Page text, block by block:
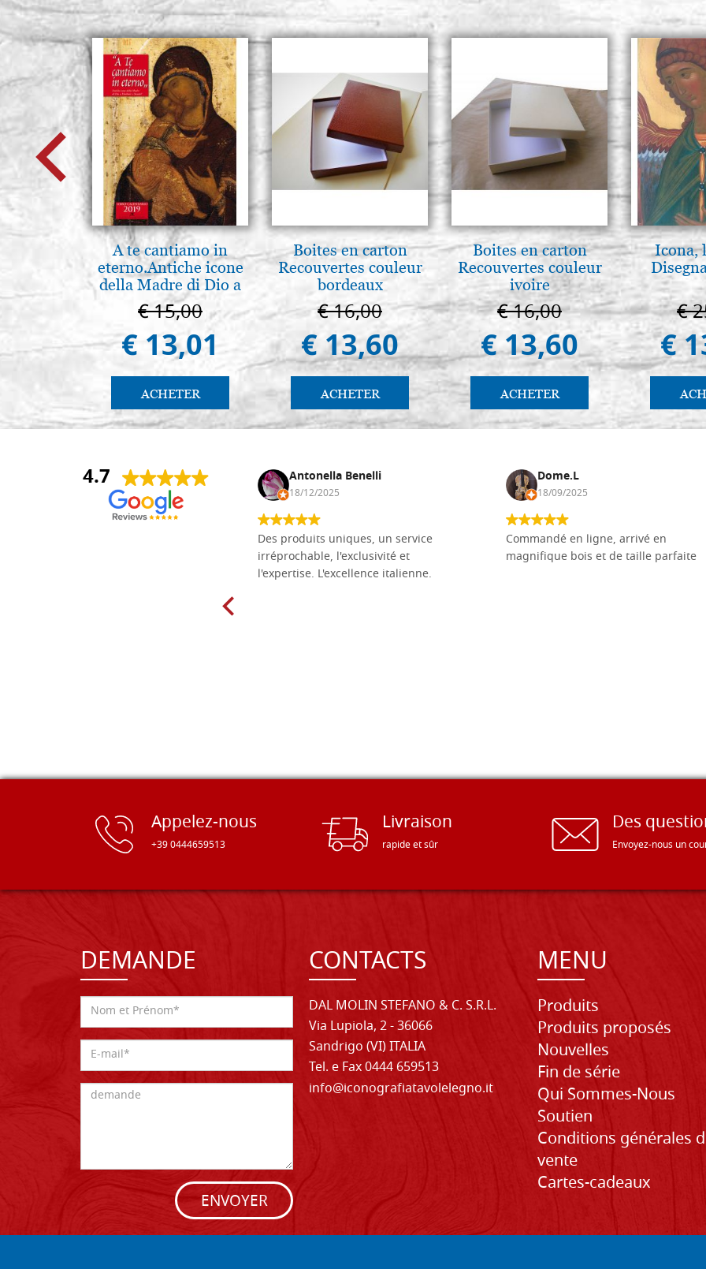
A te cantiamo in
eterno.Antiche icone
della Madre di Dio a
Vladimir e Suzdal
(libro-cal. 2019))
€ 15,00
€ 13,01
ACHETER
Boites en carton
Recouvertes couleur
bordeaux
€ 16,00
€ 13,60
ACHETER
Boites en carton
Recouvertes couleur
ivoire
€ 16,00
€ 13,60
ACHETER
Icona,
€
€
4.7
Daniel Vandewalle Antonella Benelli
18/12/2025
Des produits uniques, un service
irréprochable, l'exclusivité et
l'expertise. L'excellence italienne.
Dome.L
18/09/2025
Commandé en ligne, arrivé en
magnifique bois et de taille parfaite
Appelez-nous
+39 0444659513
Livraison
rapide et sûr
Des
Envoyez-nous un
DEMANDE
ENVOYER
CONTACTS
DAL MOLIN STEFANO & C. S.R.L.
Via Lupiola, 2 - 36066
Sandrigo (VI) ITALIA
Tel. e Fax 0444 659513
info@iconografiatavolelegno.it
MENU
Produits
Produits proposés
Nouvelles
Fin de série
Qui Sommes-Nous
Soutien
Conditions générales
vente
Cartes-cadeaux